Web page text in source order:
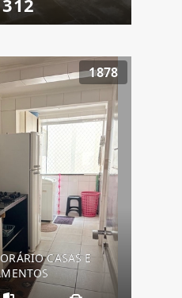
1878
CASAS E